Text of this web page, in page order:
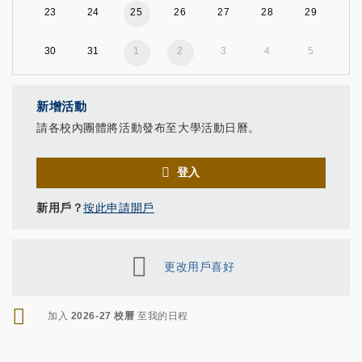
23 24 25 26 27 28 29
30 31 1 2 3 4 5
新增活動
請各校內團體將活動發布至大學活動日曆。
登入
新用戶？按此申請開戶
更改用戶喜好
RSS
加入 2026-27 校曆 至我的日程